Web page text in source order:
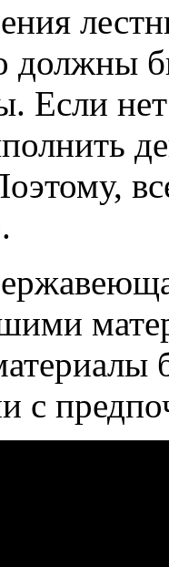
должны
Если
с